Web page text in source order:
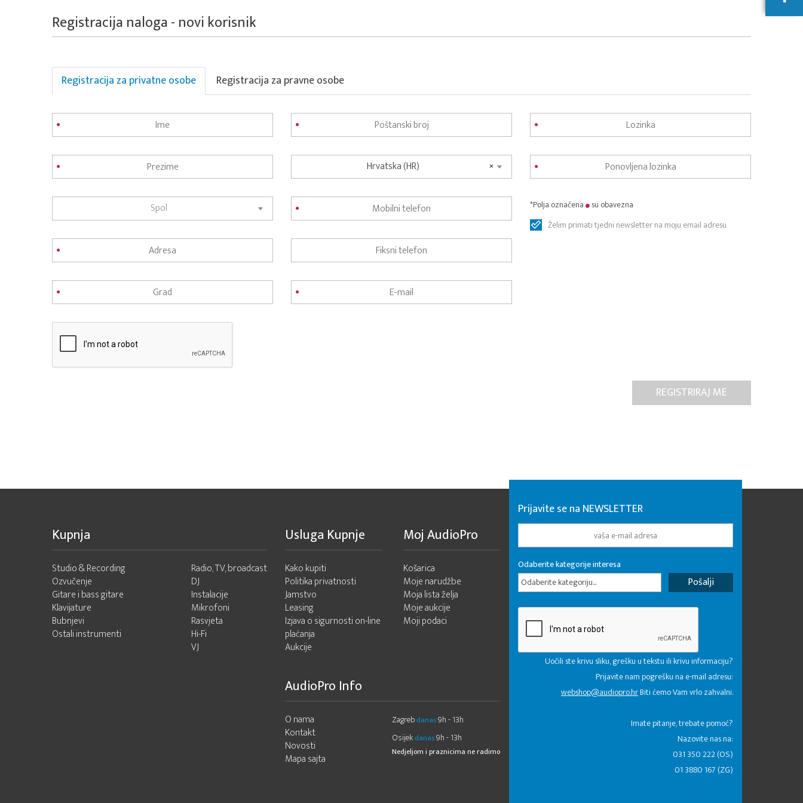
Registracija naloga - novi korisnik
Registracija za privatne osobe Registracija za pravne osobe
Spol
×
Hrvatska (HR)
*Polja označena
su obavezna
Želim primati tjedni newsletter na moju email adresu
Kupnja
Studio & Recording
Ozvučenje
Gitare i bass gitare
Klavijature
Bubnjevi
Ostali instrumenti
Radio, TV, broadcast
DJ
Instalacije
Mikrofoni
Rasvjeta
Hi-Fi
VJ
Usluga Kupnje
Kako kupiti
Politika privatnosti
Jamstvo
Leasing
Izjava o sigurnosti on-line
plaćanja
Aukcije
Moj AudioPro
Košarica
Moje narudžbe
Moja lista želja
Moje aukcije
Moji podaci
AudioPro Info
O nama
Kontakt
Novosti
Mapa sajta
Zagreb danas9h - 13h
Osijek danas9h - 13h
Nedjeljom i praznicima ne radimo
Prijavite se na NEWSLETTER
Odaberite kategorije interesa
Odaberite kategoriju...
Uočili ste krivu sliku, grešku u tekstu ili krivu informaciju?
Prijavite nam pogrešku na e-mail adresu:
webshop@audiopro.hrBiti ćemo Vam vrlo zahvalni.
​Imate pitanje, trebate pomoć?
Nazovite nas na:
031 350 222 (OS)
01 3880 167 (ZG)